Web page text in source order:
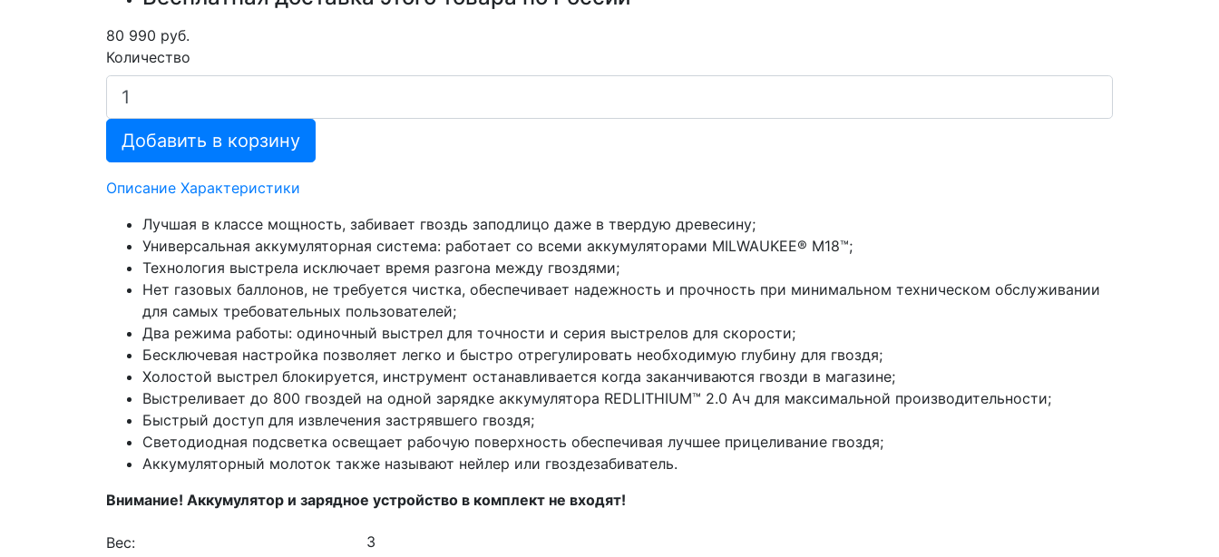
80 990 руб.
Количество
Добавить в корзину
Описание Характеристики
Лучшая в классе мощность, забивает гвоздь заподлицо даже в твердую древесину;
Универсальная аккумуляторная система: работает со всеми аккумуляторами MILWAUKEE® M18™;
Технология выстрела исключает время разгона между гвоздями;
Нет газовых баллонов, не требуется чистка, обеспечивает надежность и прочность при минимальном техническом обслуживании
для самых требовательных пользователей;
Два режима работы: одиночный выстрел для точности и серия выстрелов для скорости;
Бесключевая настройка позволяет легко и быстро отрегулировать необходимую глубину для гвоздя;
Холостой выстрел блокируется, инструмент останавливается когда заканчиваются гвозди в магазине;
Выстреливает до 800 гвоздей на одной зарядке аккумулятора REDLITHIUM™ 2.0 Ач для максимальной производительности;
Быстрый доступ для извлечения застрявшего гвоздя;
Светодиодная подсветка освещает рабочую поверхность обеспечивая лучшее прицеливание гвоздя;
Аккумуляторный молоток также называют нейлер или гвоздезабиватель.
Внимание! Аккумулятор и зарядное устройство в комплект не входят!
Вес: